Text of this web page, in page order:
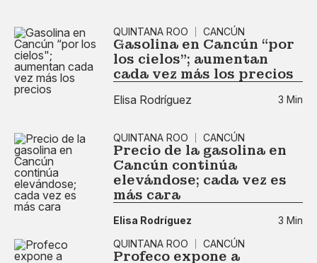
QUINTANA ROO CANCÚN
Gasolina en Cancún “por
los cielos"; aumentan
cada vez más los precios
Elisa Rodríguez 3 Min
QUINTANA ROO CANCÚN
Precio de la gasolina en
Cancún continúa
elevándose; cada vez es
más cara
Elisa Rodríguez
3 Min
QUINTANA ROO
CANCÚN
Profeco expone a